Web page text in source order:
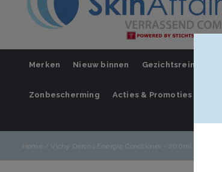
Merken Nieuw binnen Gezichtsreiniging
Zonbescherming Acties & Promoties
Home/ Vichy Dercos Energie Condtioner - 200ml